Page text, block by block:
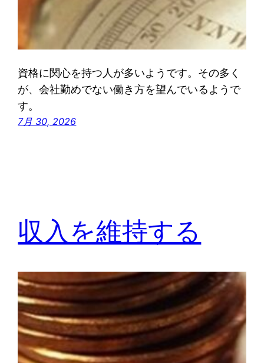
資格に関心を持つ人が多いようです。その多く
が、会社勤めでない働き方を望んでいるようで
す。
7月 30, 2026
収入を維持する